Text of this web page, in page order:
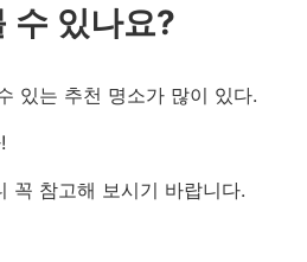
수 있나요?
있는 추천 명소가 많이 있다.
꼭 참고해 보시기 바랍니다.